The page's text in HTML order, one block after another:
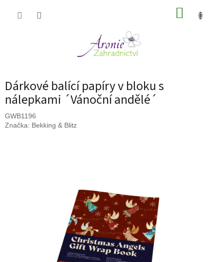
Dárkové balící papíry v bloku s
nálepkami ´Vánoční andělé´
GWB1196
Značka: Bekking & Blitz